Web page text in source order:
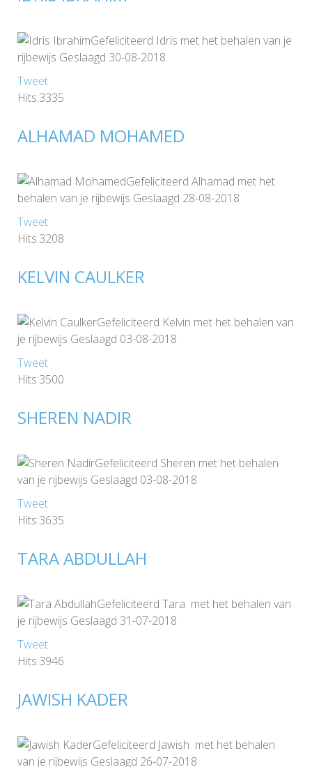
Gefeliciteerd Idris met het behalen van je
rijbewijs Geslaagd 30-08-2018
Tweet
Hits:3335
ALHAMAD MOHAMED
Gefeliciteerd Alhamad met het
behalen van je rijbewijs Geslaagd 28-08-2018
Tweet
Hits:3208
KELVIN CAULKER
Gefeliciteerd Kelvin met het behalen van
je rijbewijs Geslaagd 03-08-2018
Tweet
Hits:3500
SHEREN NADIR
Gefeliciteerd Sheren met het behalen
van je rijbewijs Geslaagd 03-08-2018
Tweet
Hits:3635
TARA ABDULLAH
Gefeliciteerd Tara met het behalen van
je rijbewijs Geslaagd 31-07-2018
Tweet
Hits:3946
JAWISH KADER
Gefeliciteerd Jawish met het behalen
van je rijbewijs Geslaagd 26-07-2018